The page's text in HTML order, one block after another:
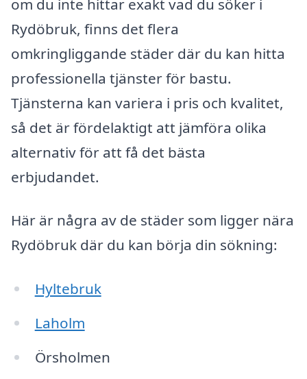
om du inte hittar exakt vad du söker i
Rydöbruk, finns det flera
omkringliggande städer där du kan hitta
professionella tjänster för bastu.
Tjänsterna kan variera i pris och kvalitet,
så det är fördelaktigt att jämföra olika
alternativ för att få det bästa
erbjudandet.
Här är några av de städer som ligger nära
Rydöbruk där du kan börja din sökning:
Hyltebruk
Laholm
Örsholmen